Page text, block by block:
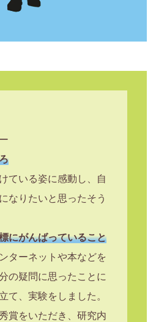
ている姿に感動し、自
なりたいと思ったそう
にがんばっていること
ターネットや本などを
の疑問に思ったことに
て、実験をしました。
賞をいただき、研究内